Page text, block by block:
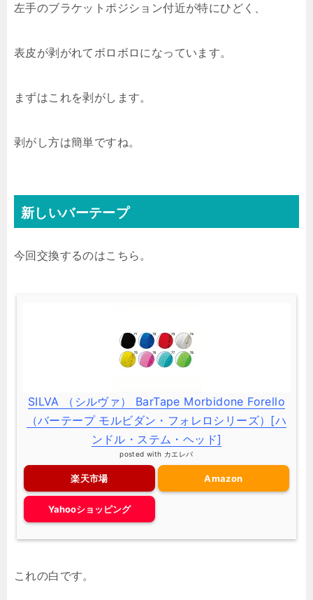
左手のブラケットポジション付近が特にひどく、
表皮が剥がれてボロボロになっています。
まずはこれを剥がします。
剥がし方は簡単ですね。
新しいバーテープ
今回交換するのはこちら。
SILVA （シルヴァ） BarTape Morbidone Forello
（バーテープ モルビダン・フォレロシリーズ）[ハ
ンドル・ステム・ヘッド]
posted with カエレバ
楽天市場 Amazon
Yahooショッピング
これの白です。